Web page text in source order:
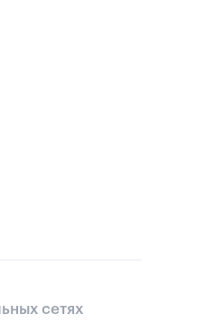
сетях